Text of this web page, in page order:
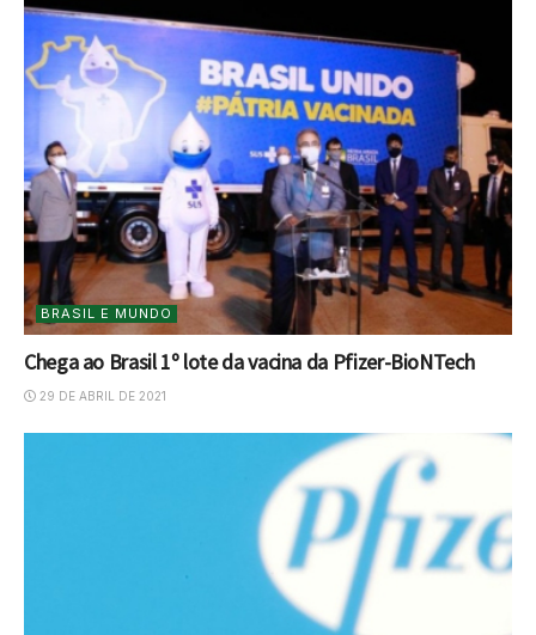
BRASIL E MUNDO
Chega ao Brasil 1º lote da vacina da Pfizer-BioNTech
29 DE ABRIL DE 2021